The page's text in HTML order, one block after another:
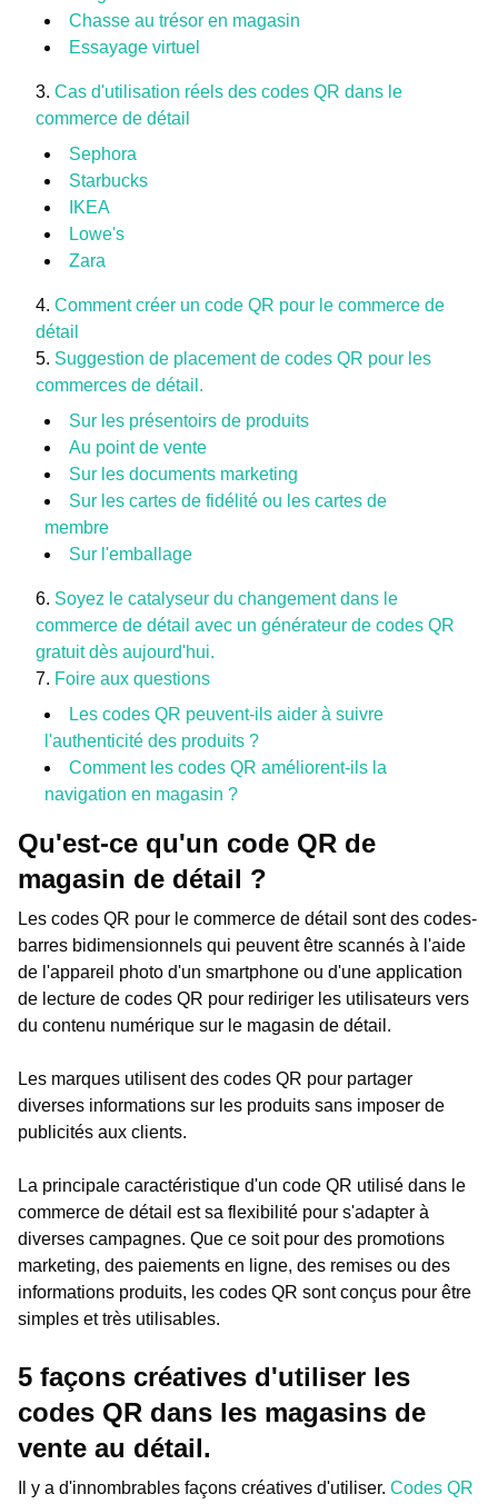
Chasse au trésor en magasin
Essayage virtuel
Cas d'utilisation réels des codes QR dans le
commerce de détail
Sephora
Starbucks
IKEA
Lowe's
Zara
Comment créer un code QR pour le commerce de
détail
Suggestion de placement de codes QR pour les
commerces de détail.
Sur les présentoirs de produits
Au point de vente
Sur les documents marketing
Sur les cartes de fidélité ou les cartes de
membre
Sur l'emballage
Soyez le catalyseur du changement dans le
commerce de détail avec un générateur de codes QR
gratuit dès aujourd'hui.
Foire aux questions
Les codes QR peuvent-ils aider à suivre
l'authenticité des produits ?
Comment les codes QR améliorent-ils la
navigation en magasin ?
Qu'est-ce qu'un code QR de
magasin de détail ?
Les codes QR pour le commerce de détail sont des codes-
barres bidimensionnels qui peuvent être scannés à l'aide
de l'appareil photo d'un smartphone ou d'une application
de lecture de codes QR pour rediriger les utilisateurs vers
du contenu numérique sur le magasin de détail.
Les marques utilisent des codes QR pour partager
diverses informations sur les produits sans imposer de
publicités aux clients.
La principale caractéristique d'un code QR utilisé dans le
commerce de détail est sa flexibilité pour s'adapter à
diverses campagnes. Que ce soit pour des promotions
marketing, des paiements en ligne, des remises ou des
informations produits, les codes QR sont conçus pour être
simples et très utilisables.
5 façons créatives d'utiliser les
codes QR dans les magasins de
vente au détail.
Il y a d'innombrables façons créatives d'utiliser. Codes QR